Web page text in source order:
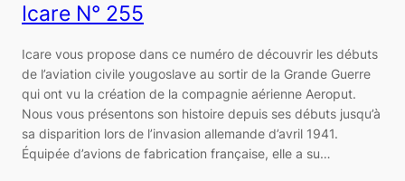
Icare N° 255
Icare vous propose dans ce numéro de découvrir les débuts
de l’aviation civile yougoslave au sortir de la Grande Guerre
qui ont vu la création de la compagnie aérienne Aeroput.
Nous vous présentons son histoire depuis ses débuts jusqu’à
sa disparition lors de l’invasion allemande d’avril 1941.
Équipée d’avions de fabrication française, elle a su…